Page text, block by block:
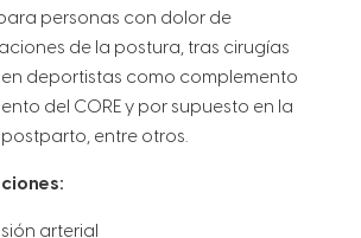
personas con dolor de
de la postura, tras cirugías
deportistas como complemento
del CORE y por supuesto en la
entre otros.
arterial